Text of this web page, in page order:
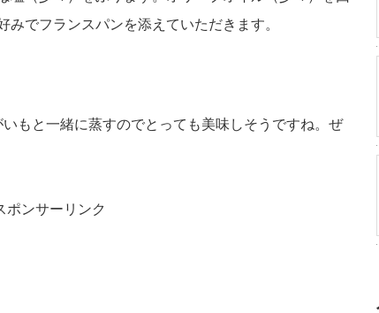
みでフランスパンを添えていただきます。
もと一緒に蒸すのでとっても美味しそうですね。ぜ
ポンサーリンク